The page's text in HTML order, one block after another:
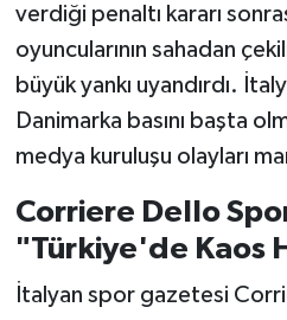
verdiği penaltı kararı
oyuncularının sahadan
büyük yankı uyandırdı.
Danimarka basını başta
medya kuruluşu olayları
Corriere Dello
"Türkiye'de Kaos
İtalyan spor gazetesi